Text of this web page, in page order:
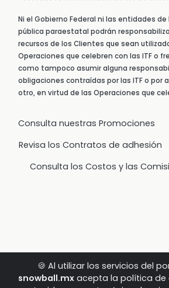
🍪 Al utilizar los servicios del
snowball.mx acepta la política de
Ni el Gobierno Federal ni las entidades
pública paraestatal podrán
recursos de los Clientes que sean
Operaciones que celebren con las ITF o
como tampoco asumir alguna
obligaciones contraídas por las ITF o por
otro, en virtud de las Operaciones que
Consulta nuestras Promociones
Revisa los Contratos de adhesión
Consulta los Costos y las